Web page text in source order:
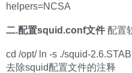
helpers=NCSA
二.配置squid.conf文件 配置
cd /opt/ ln -s ./squid-
去除squid配置文件的注释